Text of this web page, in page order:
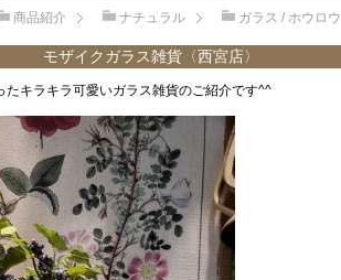
商品紹介 ナチュラル ガラス / ホウロウ
モザイクガラス雑貨〈西宮店〉
たキラキラ可愛いガラス雑貨のご紹介です^^